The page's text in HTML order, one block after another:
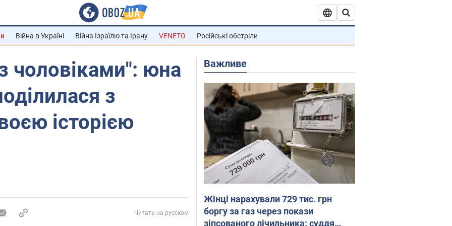
Війна в Україні Війна Ізраїлю та Ірану VENETO Російські обстріли
чоловіками": юна
з
історією
Читать на русском
Важливе
Жінці нарахували 729 тис. грн
боргу за газ через покази
зіпсованого лічильника: суддя